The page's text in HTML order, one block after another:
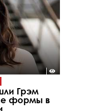
Грэм
формы в